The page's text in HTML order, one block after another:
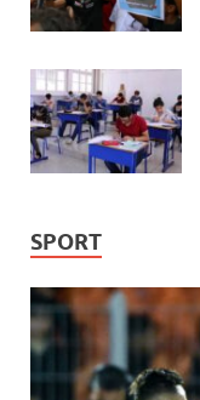
SPORT